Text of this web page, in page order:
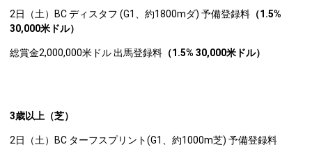
2日（土）BC ディスタフ (G1、約1800mダ) 予備登録料 （1.5%
30,000米ドル）
総賞金2,000,000米ドル 出馬登録料 （1.5% 30,000米ドル）
3歳以上（芝）
2日（土）BC ターフスプリント(G1、約1000m芝) 予備登録料